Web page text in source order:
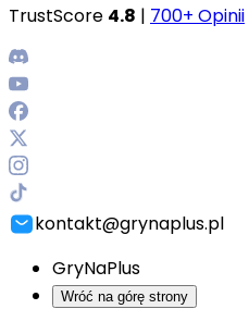
TrustScore 4.8 | 700+ Opinii
kontakt@grynaplus.pl
GryNaPlus
Wróć na górę strony